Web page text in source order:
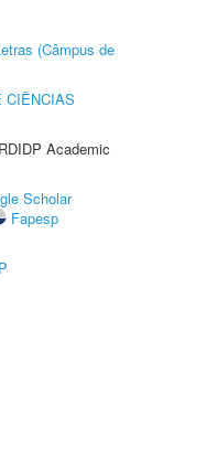
(Câmpus de
CIÊNCIAS
Academic
Scholar
Fapesp